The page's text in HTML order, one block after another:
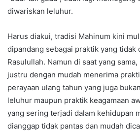
diwariskan leluhur.
Harus diakui, tradisi Mahinum kini
dipandang sebagai praktik yang tidak
Rasulullah. Namun di saat yang
justru dengan mudah menerima
perayaan ulang tahun yang juga
leluhur maupun praktik keagamaan
yang sering terjadi dalam kehidupan
dianggap tidak pantas dan mudah